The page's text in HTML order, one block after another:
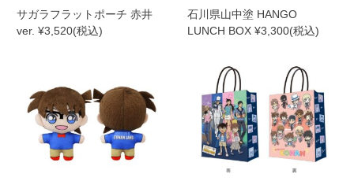
サガラフラットポーチ 赤井
ver. ¥3,520(税込)
石川県山中塗 HANGO
LUNCH BOX ¥3,300(税込)